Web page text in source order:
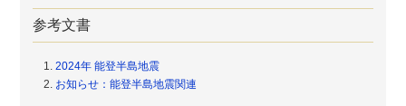
参考文書
2024年 能登半島地震
お知らせ：能登半島地震関連